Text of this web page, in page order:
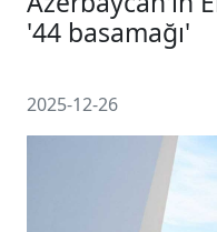
'44 basamağı'
2025-12-26